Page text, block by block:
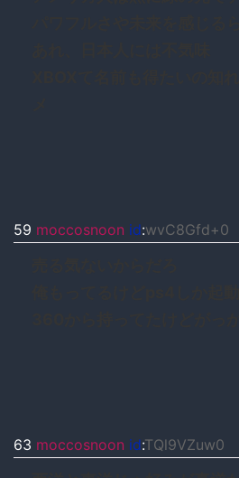
59 moccosnoon id:wvC8Gfd+0
63 moccosnoon id:TQl9VZuw0